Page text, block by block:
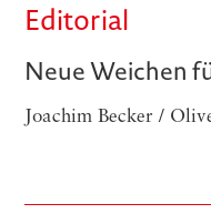
Editorial
Neue Weichen
Joachim Becker /